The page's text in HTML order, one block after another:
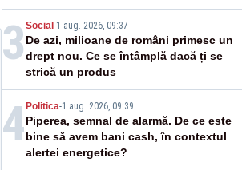
cunoscută de pe vremea lui Ceaușescu
3 Social -1 aug. 2026, 09:37
De azi, milioane de români primesc un
drept nou. Ce se întâmplă dacă ți se
strică un produs
4 Politica-1 aug. 2026, 09:39
Piperea, semnal de alarmă. De ce este
bine să avem bani cash, în contextul
alertei energetice?